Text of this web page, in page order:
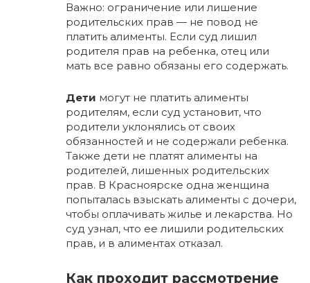
Важно: ограничение или лишение
родительских прав — не повод не
платить алименты. Если суд лишил
родителя прав на ребенка, отец или
мать все равно обязаны его содержать.
Дети могут не платить алименты
родителям, если суд установит, что
родители уклонялись от своих
обязанностей и не содержали ребенка.
Также дети не платят алименты на
родителей, лишенных родительских
прав. В Красноярске одна женщина
попыталась взыскать алименты с дочери,
чтобы оплачивать жилье и лекарства. Но
суд узнал, что ее лишили родительских
прав, и в алиментах отказал.
Как проходит рассмотрение